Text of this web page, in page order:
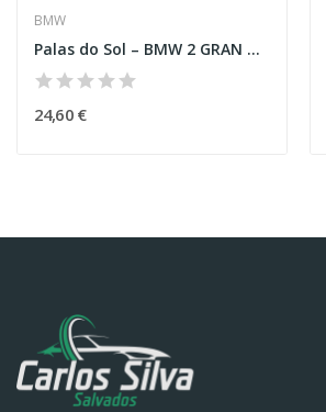
BMW
Palas do Sol – BMW 2 GRAN TOURER (F46)
24,60 €